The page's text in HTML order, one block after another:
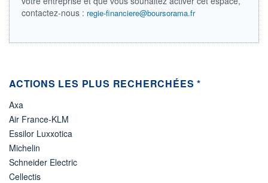
contactez-nous : regie-financiere@boursorama.fr
ACTIONS LES PLUS RECHERCHÉES *
Axa
Air France-KLM
Essilor Luxxotica
Michelin
Schneider Electric
Cellectis